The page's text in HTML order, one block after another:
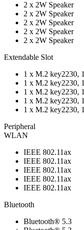
2 x 2W Speaker
2 x 2W Speaker
2 x 2W Speaker
2 x 2W Speaker
2 x 2W Speaker
Extendable Slot
1 x M.2 key2230,
1 x M.2 key2230,
1 x M.2 key2230,
1 x M.2 key2230,
1 x M.2 key2230,
Peripheral
WLAN
IEEE 802.11ax
IEEE 802.11ax
IEEE 802.11ax
IEEE 802.11ax
IEEE 802.11ax
Bluetooth
Bluetooth® 5.3